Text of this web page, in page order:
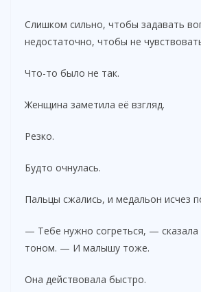
Слишком сильно, чтобы задавать
недостаточно, чтобы не
Что-то было не так.
Женщина заметила её взгляд.
Резко.
Будто очнулась.
Пальцы сжались, и медальон исчез
— Тебе нужно согреться, — сказала
тоном. — И малышу тоже.
Она действовала быстро.